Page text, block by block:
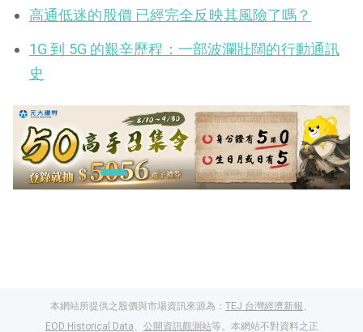
高通低迷的股價 已經完全反映其風險了嗎？
1G 到 5G 的艱辛歷程：一部波瀾壯闊的行動通訊
史
本網站所提供之股價與市場資訊來源為： TEJ 台灣經濟新報
EOD Historical Data
公開資訊觀測站等。本網站不對資料之正